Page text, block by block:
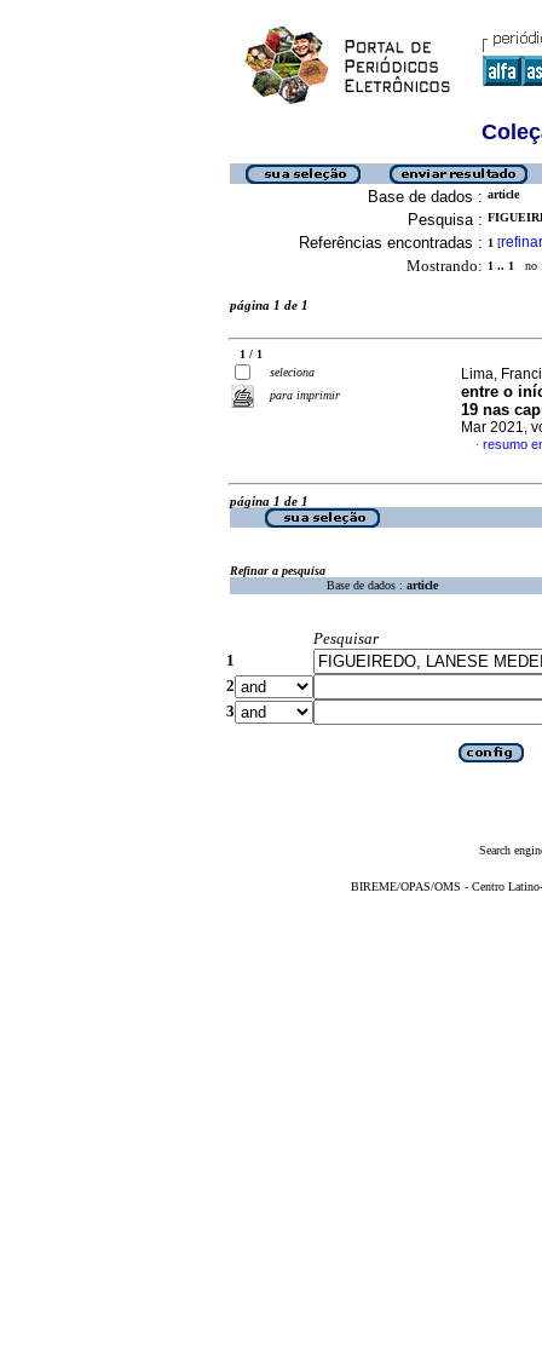
Base de dados : article
Pesquisa :
Referências encontradas : 1 [refinar
Mostrando: 1 .. 1 no
página 1 de 1
1 / 1
seleciona
para imprimir
Lima,
entre o
19 nas
Mar 2021,
· resumo
página 1 de 1
Refinar a pesquisa
Base de dados : article
Pesquisar
1
2
3
Search
BIREME/OPAS/OMS - Centro Latino-